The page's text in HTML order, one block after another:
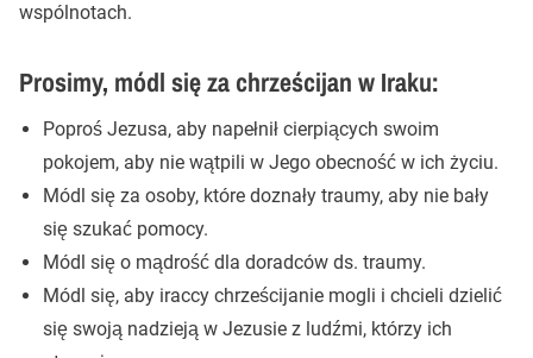
wspólnotach.
Prosimy, módl się za chrześcijan w Iraku:
Poproś Jezusa, aby napełnił cierpiących swoim
pokojem, aby nie wątpili w Jego obecność w ich życiu.
Módl się za osoby, które doznały traumy, aby nie bały
się szukać pomocy.
Módl się o mądrość dla doradców ds. traumy.
Módl się, aby iraccy chrześcijanie mogli i chcieli dzielić
się swoją nadzieją w Jezusie z ludźmi, którzy ich